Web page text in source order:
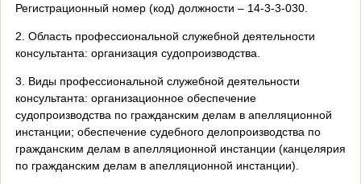
Регистрационный номер (код) должности – 14-3-3-030.
2. Область профессиональной служебной деятельности
консультанта: организация судопроизводства.
3. Виды профессиональной служебной деятельности
консультанта: организационное обеспечение
судопроизводства по гражданским делам в апелляционной
инстанции; обеспечение судебного делопроизводства по
гражданским делам в апелляционной инстанции (канцелярия
по гражданским делам в апелляционной инстанции).